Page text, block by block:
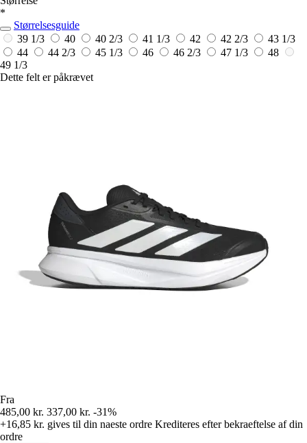
*
Størrelsesguide
39 1/3
40 40 2/3 41 1/3 42 42 2/3
43 1/3
44
44 2/3 45 1/3 46 46 2/3 47 1/3
48
49 1/3
Dette felt er påkrævet
Fra
485,00 kr. 337,00 kr. -31%
+16,85 kr. gives til din naeste ordre Krediteres efter bekraeftelse af din
ordre